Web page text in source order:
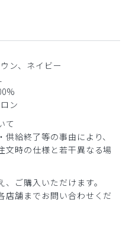
​3
ン、ネイビー
ン
て
給終了等の事由により、
文時の仕様と若干異なる場
ご購入いただけます。
店舗までお問い合わせくだ